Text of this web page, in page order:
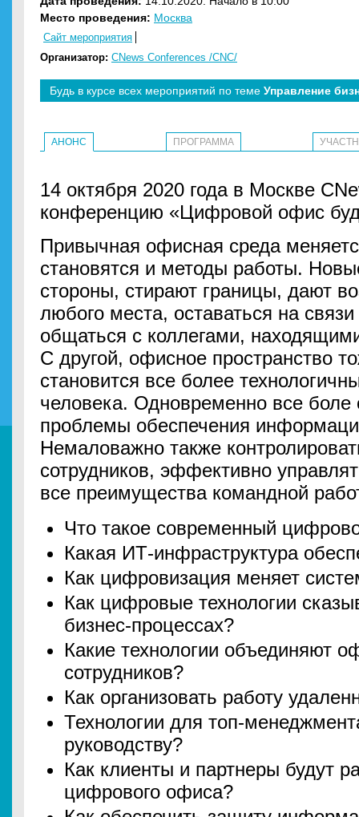
Место проведения: Москва
Сайт мероприятия
Организатор: CNews Conferences /CNC/
Будь в курсе всех мероприятий по теме Управление
АНОНС ПРОГРАММА
14 октября 2020 года в Москве
конференцию «Цифровой офис
Привычная офисная среда
становятся и методы работы.
стороны, стирают границы, дают
любого места, оставаться на связи
общаться с коллегами,
С другой, офисное пространство
становится все более
человека. Одновременно все боле
проблемы обеспечения
Немаловажно также
сотрудников, эффективно
все преимущества командной
Что такое современный
Какая ИТ-инфраструктура
Как цифровизация меняет
Как цифровые технологии
бизнес-процессах?
Какие технологии объединяют
сотрудников?
Как организовать работу
Технологии для топ-
руководству?
Как клиенты и партнеры будут
цифрового офиса?